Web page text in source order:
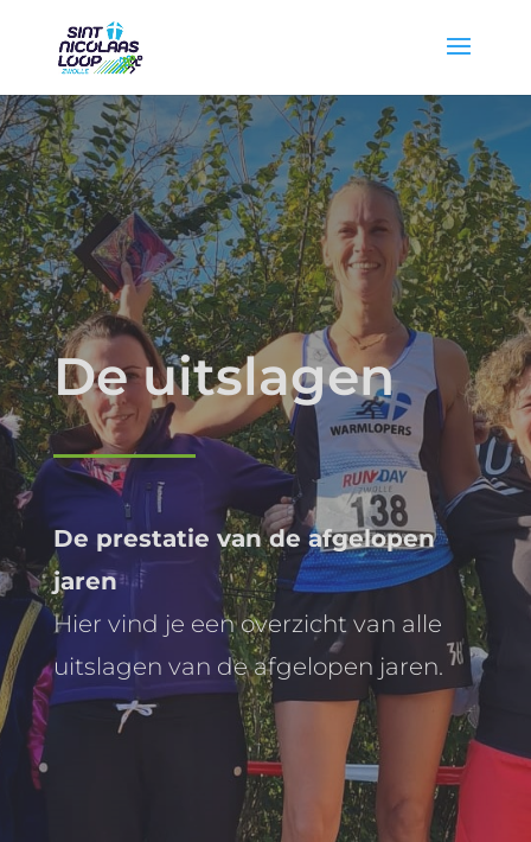
De uitslagen
De prestatie van de afgelopen
jaren
Hier vind je een overzicht van alle
uitslagen van de afgelopen jaren.